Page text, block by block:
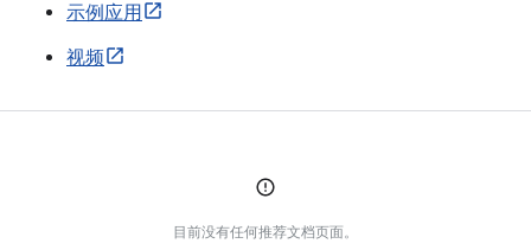
示例应用
视频
目前没有任何推荐文档页面。